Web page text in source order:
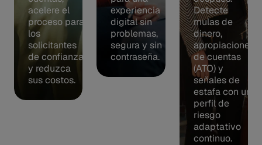
acelere el
proceso para
los
solicitantes
de confianza
y reduzca
sus costos.
experiencia
digital sin
problemas,
segura y sin
contraseña.
Detecte
mulas de
dinero,
apropiaciones
de cuentas
(ATO) y
señales de
estafa con un
perfil de
riesgo
adaptativo
continuo.